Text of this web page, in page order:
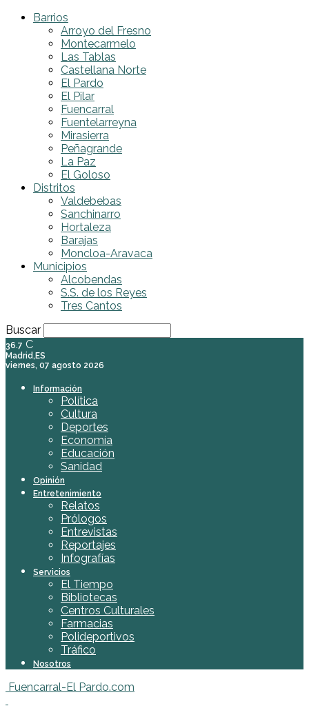
Barrios
Arroyo del Fresno
Montecarmelo
Las Tablas
Castellana Norte
El Pardo
El Pilar
Fuencarral
Fuentelarreyna
Mirasierra
Peñagrande
La Paz
El Goloso
Distritos
Valdebebas
Sanchinarro
Hortaleza
Barajas
Moncloa-Aravaca
Municipios
Alcobendas
S.S. de los Reyes
Tres Cantos
Buscar
36.7 C
Madrid,ES
viernes, 07 agosto 2026
Información
Política
Cultura
Deportes
Economía
Educación
Sanidad
Opinión
Entretenimiento
Relatos
Prólogos
Entrevistas
Reportajes
Infografías
Servicios
El Tiempo
Bibliotecas
Centros Culturales
Farmacias
Polideportivos
Tráfico
Nosotros
Fuencarral-El Pardo.com